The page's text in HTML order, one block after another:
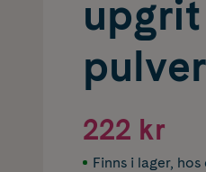
222 kr
Finns i lager, hos